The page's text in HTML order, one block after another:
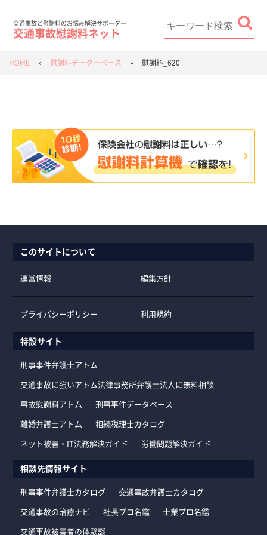
交通事故と慰謝料のお悩み解決サポーター
交通事故慰謝料ネット
HOME » 慰謝料データーベース » 慰謝料_620
このサイトについて
運営情報 編集方針
プライバシーポリシー 利用規約
特設サイト
刑事事件弁護士アトム
交通事故に強いアトム法律事務所弁護士法人に無料相談
事故慰謝料アトム 刑事事件データベース
離婚弁護士アトム 相続税理士カタログ
ネット被害・IT法務解決ガイド 労働問題解決ガイド
相談先情報サイト
刑事事件弁護士カタログ 交通事故弁護士カタログ
交通事故の治療ナビ 社長プロ名鑑 士業プロ名鑑
交通事故被害者の体験談